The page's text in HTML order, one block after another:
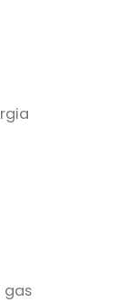
gas